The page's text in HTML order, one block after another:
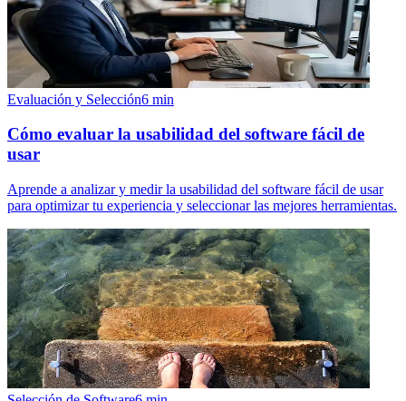
Evaluación y Selección6 min
Cómo evaluar la usabilidad del software fácil de
usar
Aprende a analizar y medir la usabilidad del software fácil de usar
para optimizar tu experiencia y seleccionar las mejores herramientas.